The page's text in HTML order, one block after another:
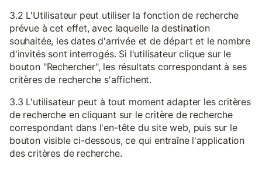
3.2 L'Utilisateur peut utiliser la fonction de recherche
prévue à cet effet, avec laquelle la destination
souhaitée, les dates d'arrivée et de départ et le nombre
d'invités sont interrogés. Si l'utilisateur clique sur le
bouton "Rechercher", les résultats correspondant à ses
critères de recherche s'affichent.
3.3 L'utilisateur peut à tout moment adapter les critères
de recherche en cliquant sur le critère de recherche
correspondant dans l'en-tête du site web, puis sur le
bouton visible ci-dessous, ce qui entraîne l'application
des critères de recherche.